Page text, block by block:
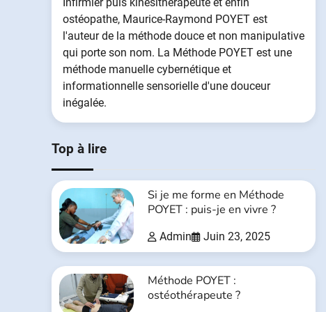
ostéopathe, Maurice-Raymond POYET est
l'auteur de la méthode douce et non manipulative
qui porte son nom. La Méthode POYET est une
méthode manuelle cybernétique et
informationnelle sensorielle d'une douceur
inégalée.
Top à lire
Si je me forme en Méthode
POYET : puis-je en vivre ?
Admin Juin 23, 2025
Méthode POYET :
ostéothérapeute ?